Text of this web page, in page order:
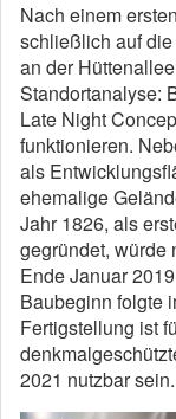
Nach einem
schließlich auf
an der
Standortanalyse:
Late Night
funktionieren.
als
ehemalige
Jahr 1826, als
gegründet, würde
Ende Januar
Baubeginn folgte
Fertigstellung ist
2021 nutzbar sein.